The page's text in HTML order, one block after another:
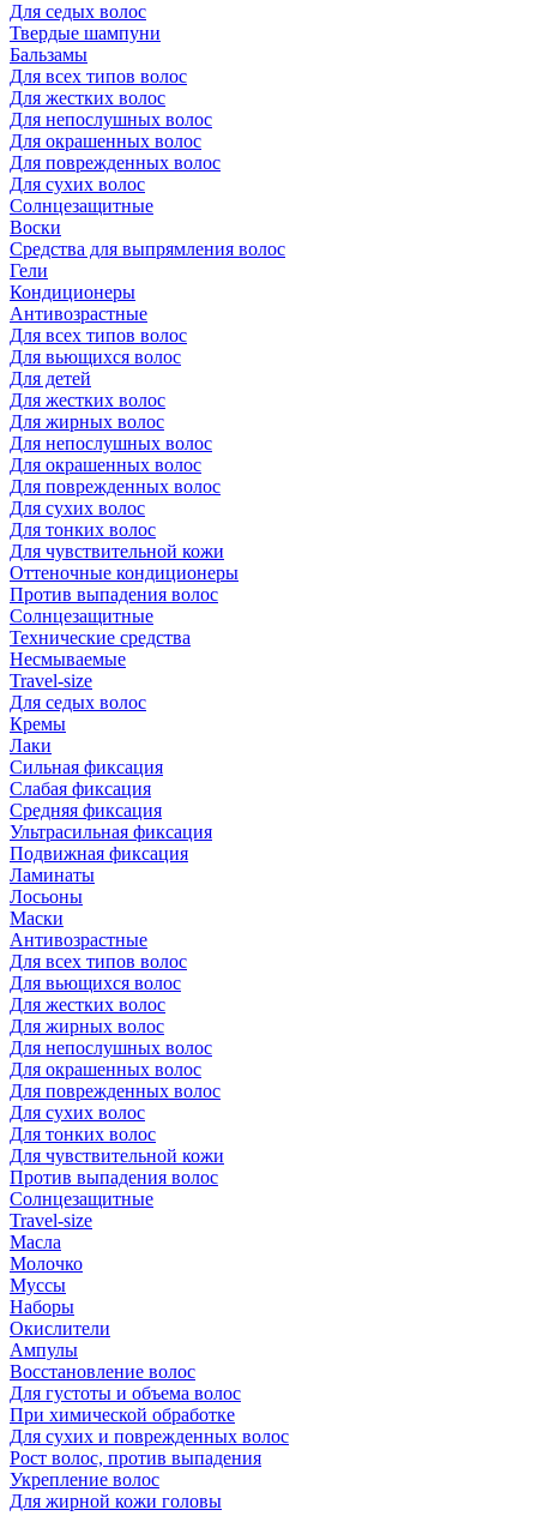
Для седых волос
Твердые шампуни
Бальзамы
Для всех типов волос
Для жестких волос
Для непослушных волос
Для окрашенных волос
Для поврежденных волос
Для сухих волос
Солнцезащитные
Воски
Средства для выпрямления волос
Гели
Кондиционеры
Антивозрастные
Для всех типов волос
Для вьющихся волос
Для детей
Для жестких волос
Для жирных волос
Для непослушных волос
Для окрашенных волос
Для поврежденных волос
Для сухих волос
Для тонких волос
Для чувствительной кожи
Оттеночные кондиционеры
Против выпадения волос
Солнцезащитные
Технические средства
Несмываемые
Travel-size
Для седых волос
Кремы
Лаки
Сильная фиксация
Слабая фиксация
Средняя фиксация
Ультрасильная фиксация
Подвижная фиксация
Ламинаты
Лосьоны
Маски
Антивозрастные
Для всех типов волос
Для вьющихся волос
Для жестких волос
Для жирных волос
Для непослушных волос
Для окрашенных волос
Для поврежденных волос
Для сухих волос
Для тонких волос
Для чувствительной кожи
Против выпадения волос
Солнцезащитные
Travel-size
Масла
Молочко
Муссы
Наборы
Окислители
Ампулы
Восстановление волос
Для густоты и объема волос
При химической обработке
Для сухих и поврежденных волос
Рост волос, против выпадения
Укрепление волос
Для жирной кожи головы